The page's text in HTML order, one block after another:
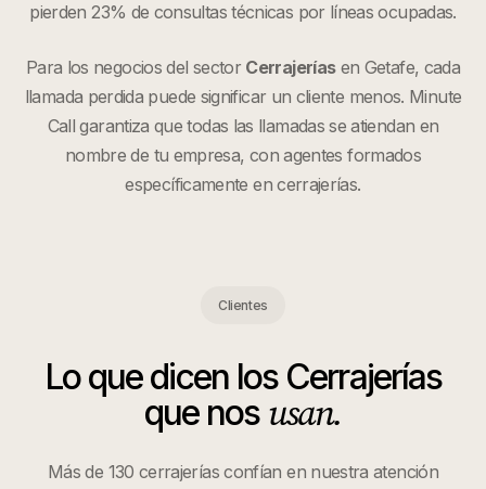
pierden 23% de consultas técnicas por líneas ocupadas.
Para los negocios del sector Cerrajeríasen Getafe, cada
llamada perdida puede significar un cliente menos. Minute
Call garantiza que todas las llamadas se atiendan en
nombre de tu empresa, con agentes formados
específicamente encerrajerías.
Clientes
Lo que dicen los Cerrajerías
que nos usan.
Más de 130 cerrajerías confían en nuestra atención